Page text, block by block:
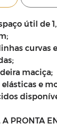
útil de
curvas
maciça;
e
PRONTA